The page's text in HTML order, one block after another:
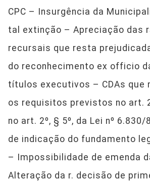
CPC – Insurgência da
tal extinção – Apreciação das
recursais que resta
do reconhecimento ex officio
títulos executivos – CDAs que
os requisitos previstos no art.
no art. 2º, § 5º, da Lei nº
de indicação do fundamento
– Impossibilidade de emenda
Alteração da r. decisão de